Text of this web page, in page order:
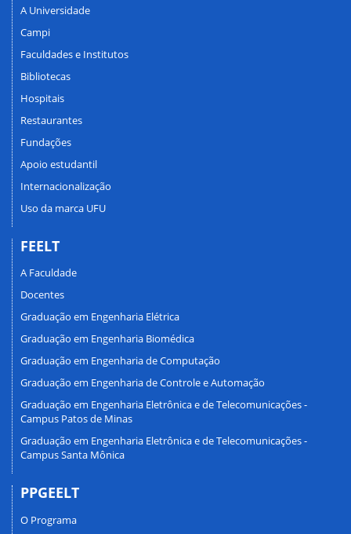
A Universidade
Campi
Faculdades e Institutos
Bibliotecas
Hospitais
Restaurantes
Fundações
Apoio estudantil
Internacionalização
Uso da marca UFU
FEELT
A Faculdade
Docentes
Graduação em Engenharia Elétrica
Graduação em Engenharia Biomédica
Graduação em Engenharia de Computação
Graduação em Engenharia de Controle e Automação
Graduação em Engenharia Eletrônica e de Telecomunicações -
Campus Patos de Minas
Graduação em Engenharia Eletrônica e de Telecomunicações -
Campus Santa Mônica
PPGEELT
O Programa